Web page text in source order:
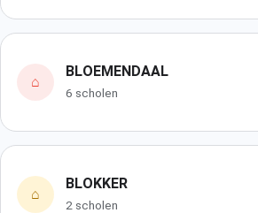
⌂
BLOEMENDAAL
6 scholen
⌂
BLOKKER
2 scholen